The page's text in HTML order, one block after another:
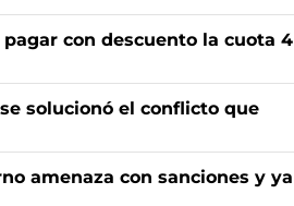
con descuento la cuota 4
solucionó el conflicto que
amenaza con sanciones y ya